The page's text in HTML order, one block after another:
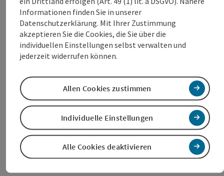
Sonntag: geschlossen.
Fotorechte:Wels Marketing & Touristik GmbH
Foto v.l.n.r.:Peter Jungreithmair, MBA (GF Wels Marketing &
Touristik GmbH), Vizebürgermeisterin Christa Raggl-
Naturbackstube), Geschäftsführer Reinhard Honeder, Denise
Peteln (Honeder Naturbackstube), Wirtschaftsstadtrat Dr.
Martin Oberndorfer (Stadt Wels), Mag. Liselotte Aspöck,
Mag. Heide Zachhuber (Vermieterin), Matthias Köstinger
(Filialbetreuer)
Informationen finden Sie in unserer
Datenschutzerklärung. Mit Ihrer Zustimmung
akzeptieren Sie die Cookies, die Sie über die
individuellen Einstellungen selbst verwalten und
jederzeit widerrufen können.
Alle Cookies deaktivieren
Individuelle Einstellungen
Allen Cookies zustimmen